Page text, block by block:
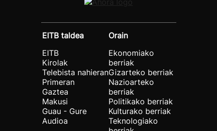
EITB taldea
EITB
Kirolak
Telebista nahieran
Primeran
Gaztea
Makusi
Guau - Gure
Audioa
Orain
Ekonomiako
berriak
Gizarteko berriak
Nazioarteko
berriak
Politikako berriak
Kulturako berriak
Teknologiako